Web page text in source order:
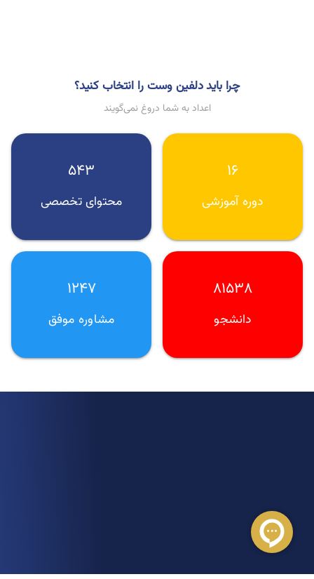
چرا باید دلفین وست را انتخاب کنید؟
اعداد به شما دروغ نمی‌گویند
۱۶
دوره آموزشی
۵۴۳
محتوای تخصصی
۸۱۵۳۸
دانشجو
۱۲۴۷
مشاوره موفق